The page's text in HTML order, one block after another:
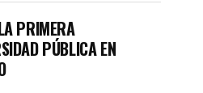
PRIMERA
PÚBLICA EN